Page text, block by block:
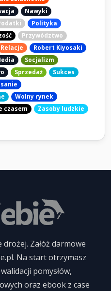
Nawyki
Polityka
Przywództwo
Relacje
Robert Kiyosaki
Socjalizm
Sprzedaż
Sukces
Wolny rynek
czasem
Zasoby ludzkie
Załóż darmowe
Na start otrzymasz
pomysłów,
oraz ebook z case